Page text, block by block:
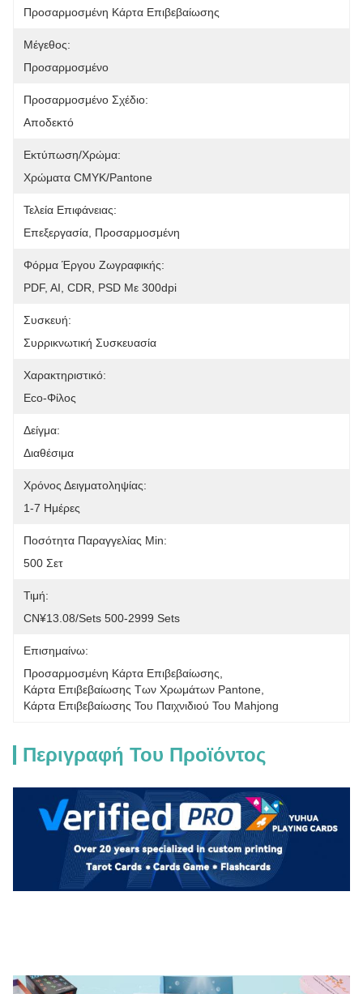
Προσαρμοσμένη Κάρτα Επιβεβαίωσης
Μέγεθος:
Προσαρμοσμένο
Προσαρμοσμένο Σχέδιο:
Αποδεκτό
Εκτύπωση/χρώμα:
Χρώματα CMYK/Pantone
Τελεία Επιφάνειας:
Επεξεργασία, Προσαρμοσμένη
Φόρμα Έργου Ζωγραφικής:
PDF, AI, CDR, PSD Με 300dpi
Συσκευή:
Συρρικνωτική Συσκευασία
Χαρακτηριστικό:
Eco-Φίλος
Δείγμα:
Διαθέσιμα
Χρόνος Δειγματοληψίας:
1-7 Ημέρες
Ποσότητα Παραγγελίας Min:
500 Σετ
Τιμή:
CN¥13.08/sets 500-2999 Sets
Επισημαίνω:
Προσαρμοσμένη Κάρτα Επιβεβαίωσης
Κάρτα Επιβεβαίωσης Των Χρωμάτων Pantone
Κάρτα Επιβεβαίωσης Του Παιχνιδιού Του Mahjong
Περιγραφή Του Προϊόντος